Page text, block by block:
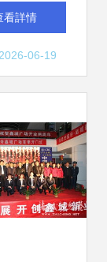
暨融眾十
在武漢成
看詳情
06-19